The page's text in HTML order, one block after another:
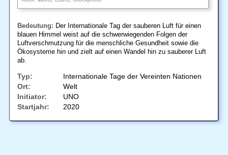
Bedeutung: Der Internationale Tag der sauberen Luft für einen
blauen Himmel weist auf die schwerwiegenden Folgen der
Luftverschmutzung für die menschliche Gesundheit sowie die
Ökosysteme hin und zielt auf einen Wandel hin zu sauberer Luft
ab.
Typ:
Internationale Tage der Vereinten Nationen
Ort:
Welt
Initiator:
UNO
Startjahr:
2020